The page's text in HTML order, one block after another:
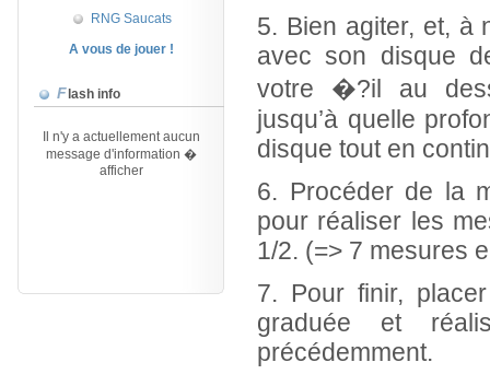
RNG Saucats
A vous de jouer !
Flash info
message d'information �
afficher
5. Bien agiter, et, à
avec son disque
votre �?il au
jusqu’à quelle
disque tout en
6. Procéder de la
pour réaliser les
1/2. (=> 7 mesures
7. Pour finir,
graduée et
précédemment.